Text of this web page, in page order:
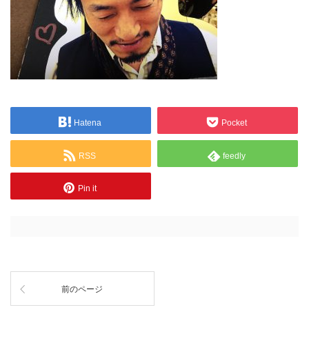
Hatena Pocket
RSS feedly
Pin it
前のページ